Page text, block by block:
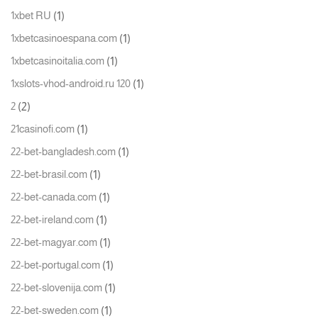
1xbet RU (1)
1xbetcasinoespana.com (1)
1xbetcasinoitalia.com (1)
1xslots-vhod-android.ru 120 (1)
2 (2)
21casinofi.com (1)
22-bet-bangladesh.com (1)
22-bet-brasil.com (1)
22-bet-canada.com (1)
22-bet-ireland.com (1)
22-bet-magyar.com (1)
22-bet-portugal.com (1)
22-bet-slovenija.com (1)
22-bet-sweden.com (1)